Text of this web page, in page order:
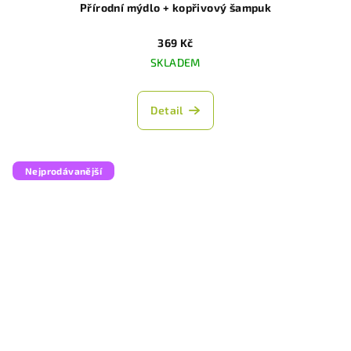
Přírodní mýdlo + kopřivový šampuk
369 Kč
SKLADEM
Detail
Nejprodávanější